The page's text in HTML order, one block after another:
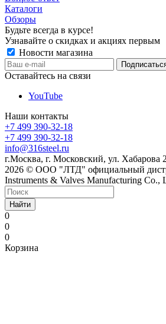
Каталоги
Обзоры
Будьте всегда в курсе!
Узнавайте о скидках и акциях первым
Новости магазина
Оставайтесь на связи
YouTube
Наши контакты
+7 499 390-32-18
+7 499 390-32-18
info@316steel.ru
г.Москва, г. Московский, ул. Хабарова
2026 © ООО "ЛТД" официальный
Instruments & Valves Manufacturing Co.,
Найти
0
0
0
Корзина